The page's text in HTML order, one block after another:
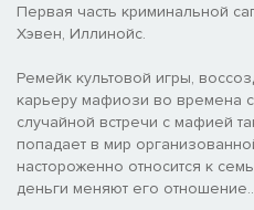
Первая часть криминальной
Хэвен, Иллинойс.
Ремейк культовой игры,
карьеру мафиози во времена
случайной встречи с мафией
попадает в мир
настороженно относится к
деньги меняют его